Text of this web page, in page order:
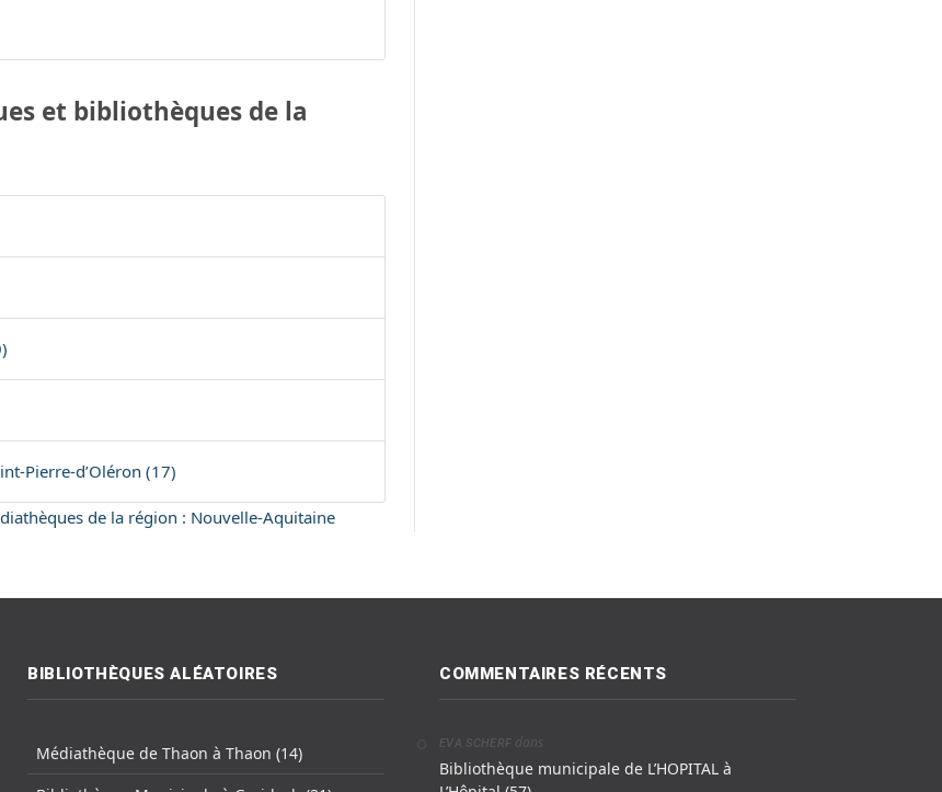
et bibliothèques de la
Pierre-d’Oléron (17)
de la région : Nouvelle-Aquitaine
BIBLIOTHÈQUES ALÉATOIRES
Médiathèque de Thaon à Thaon (14)
COMMENTAIRES RÉCENTS
EVA SCHERF dans
Bibliothèque municipale de L’HOPITAL à